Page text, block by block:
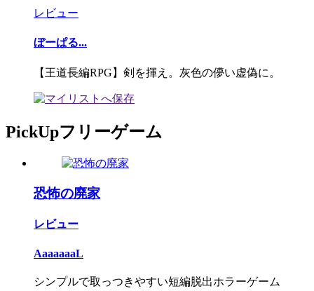
レビュー
ぼーぱる...
【王道長編RPG】剣を揮え。灰色の儚い虚偽に。
PickUpフリーゲーム
恐怖の廃家
レビュー
AaaaaaaL
シンプルで取っつきやすい短編脱出ホラーゲーム